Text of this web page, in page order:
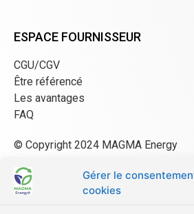
Gérer le
cookies
ESPACE FOURNISSEUR
CGU/CGV
Être référencé
Les avantages
FAQ
© Copyright 2024 MAGMA Energy